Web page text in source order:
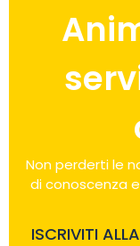
Non perderti le
di conoscenza
ISCRIVITI